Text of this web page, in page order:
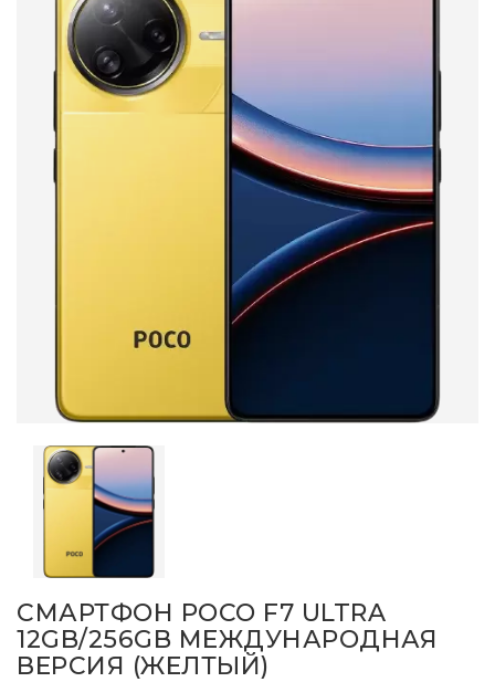
СМАРТФОН POCO F7 ULTRA
12GB/256GB МЕЖДУНАРОДНАЯ
ВЕРСИЯ (ЖЕЛТЫЙ)